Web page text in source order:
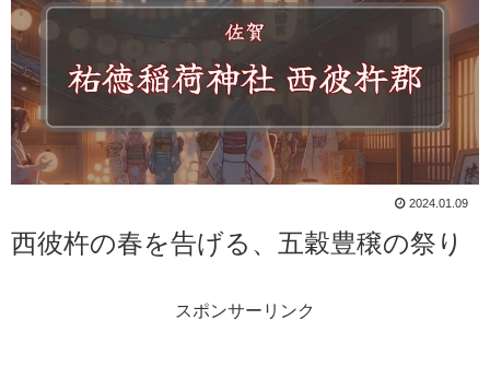
2024.01.09
西彼杵の春を告げる、五穀豊穣の祭り
スポンサーリンク